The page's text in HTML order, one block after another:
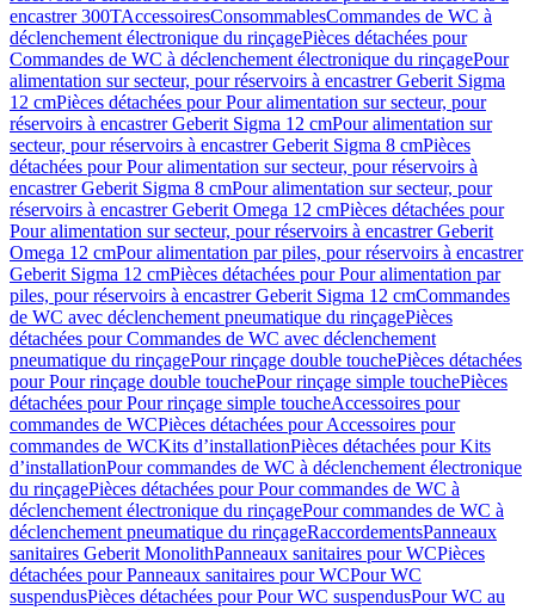
encastrer 300TAccessoiresConsommablesCommandes de WC à
déclenchement électronique du rinçagePièces détachées pour
Commandes de WC à déclenchement électronique du rinçagePour
alimentation sur secteur, pour réservoirs à encastrer Geberit Sigma
12 cmPièces détachées pour Pour alimentation sur secteur, pour
réservoirs à encastrer Geberit Sigma 12 cmPour alimentation sur
secteur, pour réservoirs à encastrer Geberit Sigma 8 cmPièces
détachées pour Pour alimentation sur secteur, pour réservoirs à
encastrer Geberit Sigma 8 cmPour alimentation sur secteur, pour
réservoirs à encastrer Geberit Omega 12 cmPièces détachées pour
Pour alimentation sur secteur, pour réservoirs à encastrer Geberit
Omega 12 cmPour alimentation par piles, pour réservoirs à encastrer
Geberit Sigma 12 cmPièces détachées pour Pour alimentation par
piles, pour réservoirs à encastrer Geberit Sigma 12 cmCommandes
de WC avec déclenchement pneumatique du rinçagePièces
détachées pour Commandes de WC avec déclenchement
pneumatique du rinçagePour rinçage double touchePièces détachées
pour Pour rinçage double touchePour rinçage simple touchePièces
détachées pour Pour rinçage simple toucheAccessoires pour
commandes de WCPièces détachées pour Accessoires pour
commandes de WCKits d’installationPièces détachées pour Kits
d’installationPour commandes de WC à déclenchement électronique
du rinçagePièces détachées pour Pour commandes de WC à
déclenchement électronique du rinçagePour commandes de WC à
déclenchement pneumatique du rinçageRaccordementsPanneaux
sanitaires Geberit MonolithPanneaux sanitaires pour WCPièces
détachées pour Panneaux sanitaires pour WCPour WC
suspendusPièces détachées pour Pour WC suspendusPour WC au